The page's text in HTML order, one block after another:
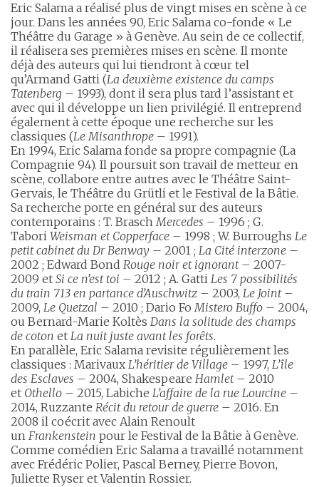
Eric Salama a réalisé plus de vingt mises en scène à ce
jour. Dans les années 90, Eric Salama co-fonde « Le
Théâtre du Garage » à Genève. Au sein de ce collectif,
il réalisera ses premières mises en scène. Il monte
déjà des auteurs qui lui tiendront à cœur tel
qu’Armand Gatti (La deuxième existence du camps
Tatenberg – 1993), dont il sera plus tard l’assistant et
avec qui il développe un lien privilégié. Il entreprend
également à cette époque une recherche sur les
classiques (Le Misanthrope – 1991).
En 1994, Eric Salama fonde sa propre compagnie (La
Compagnie 94). Il poursuit son travail de metteur en
scène, collabore entre autres avec le Théâtre Saint-
Gervais, le Théâtre du Grütli et le Festival de la Bâtie.
Sa recherche porte en général sur des auteurs
contemporains : T. BraschMercedes – 1996 ; G.
Tabori Weisman et Copperface – 1998 ; W. Burroughs Le
petit cabinet du Dr Benway – 2001 ; La Cité interzone –
2002 ; Edward Bond Rouge noir et ignorant– 2007-
2009 et Si ce n’est toi – 2012 ; A. Gatti Les 7 possibilités
du train 713 en partance d’Auschwitz – 2003, Le Joint–
2009, Le Quetzal – 2010 ; Dario Fo Mistero Buffo – 2004,
ou Bernard-Marie Koltès Dans la solitude des champs
de coton et La nuit juste avant les forêts.
En parallèle, Eric Salama revisite régulièrement les
classiques : Marivaux L’héritier de Village – 1997, L’île
des Esclaves – 2004, Shakespeare Hamlet– 2010
et Othello – 2015, Labiche L’affaire de la rue Lourcine –
2014, Ruzzante Récit du retour de guerre – 2016. En
2008 il coécrit avec Alain Renoult
un Frankenstein pour le Festival de la Bâtie à Genève.
Comme comédien Eric Salama a travaillé notamment
avec Frédéric Polier, Pascal Berney, Pierre Bovon,
Juliette Ryser et Valentin Rossier.